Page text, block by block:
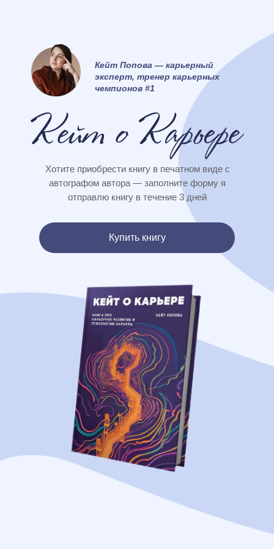
Хотите приобрести книгу в печатном виде с
автографом автора — заполните форму я
отправлю книгу в течение 3 дней
Кейт Попова — карьерный
эксперт, тренер карьерных
чемпионов #1
Купить книгу